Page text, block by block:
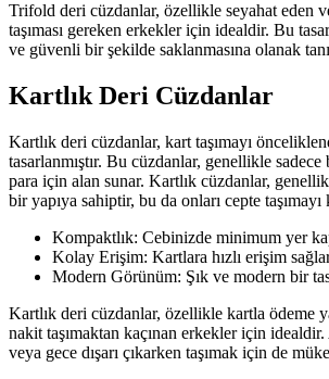
Trifold deri cüzdanlar, özellikle seyahat eden
taşıması gereken erkekler için idealdir. Bu
ve güvenli bir şekilde saklanmasına olanak
Kartlık Deri Cüzdanlar
Kartlık deri cüzdanlar, kart taşımayı
tasarlanmıştır. Bu cüzdanlar, genellikle
para için alan sunar. Kartlık cüzdanlar,
bir yapıya sahiptir, bu da onları cepte taşımayı
Kompaktlık: Cebinizde minimum yer
Kolay Erişim: Kartlara hızlı erişim
Modern Görünüm: Şık ve modern bir
Kartlık deri cüzdanlar, özellikle kartla ödeme
nakit taşımaktan kaçınan erkekler için idealdir.
veya gece dışarı çıkarken taşımak için de